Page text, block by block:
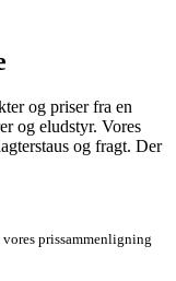
og priser fra en
og eludstyr. Vores
og fragt. Der
prissammenligning